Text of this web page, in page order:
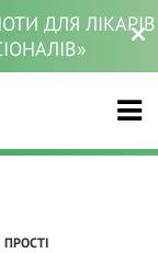
ДЛЯ ЛІКАРІВ
ПРОСТІ